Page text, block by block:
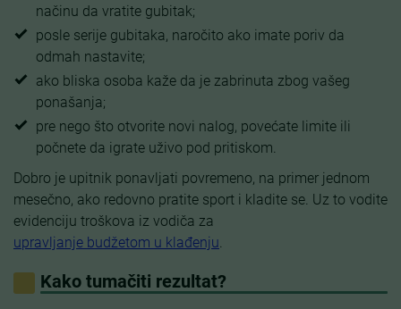
načinu da vratite gubitak;
posle serije gubitaka, naročito ako imate poriv da
odmah nastavite;
ako bliska osoba kaže da je zabrinuta zbog vašeg
ponašanja;
pre nego što otvorite novi nalog, povećate limite ili
počnete da igrate uživo pod pritiskom.
Dobro je upitnik ponavljati povremeno, na primer jednom
mesečno, ako redovno pratite sport i kladite se. Uz to vodite
evidenciju troškova iz vodiča za
upravljanje budžetom u klađenju.
Kako tumačiti rezultat?